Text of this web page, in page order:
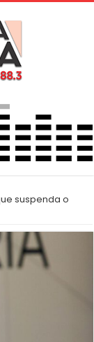
suspenda o